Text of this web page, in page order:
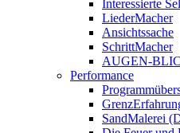
Interessierte
LiederMacher
Ansichtssache
SchrittMacher
AUGEN-
Performance
SandMalerei